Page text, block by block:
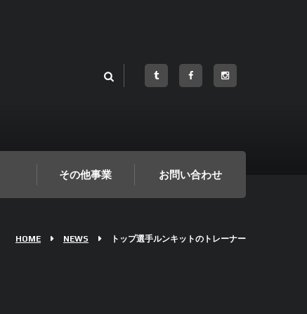
その他事業 お問い合わせ
HOME NEWS トップ選手ルンキットのトレーナー